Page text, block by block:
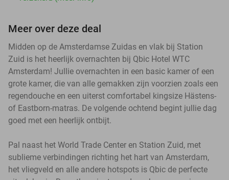
Meer over deze deal
Midden op de Amsterdamse Zuidas en vlak bij Station
Zuid is het heerlijk overnachten bij Qbic Hotel WTC
Amsterdam! Jullie overnachten in een basic kamer of een
grote kamer, die van alle gemakken zijn voorzien zoals een
regendouche en een uiterst comfortabel kingsize Hästens-
of Eastborn-matras. De volgende ochtend begint jullie dag
goed met een heerlijk ontbijt.
Pal naast het World Trade Center en Station Zuid, met
sublieme verbindingen richting het hart van Amsterdam,
het vliegveld en alle andere hotspots is Qbic de perfecte